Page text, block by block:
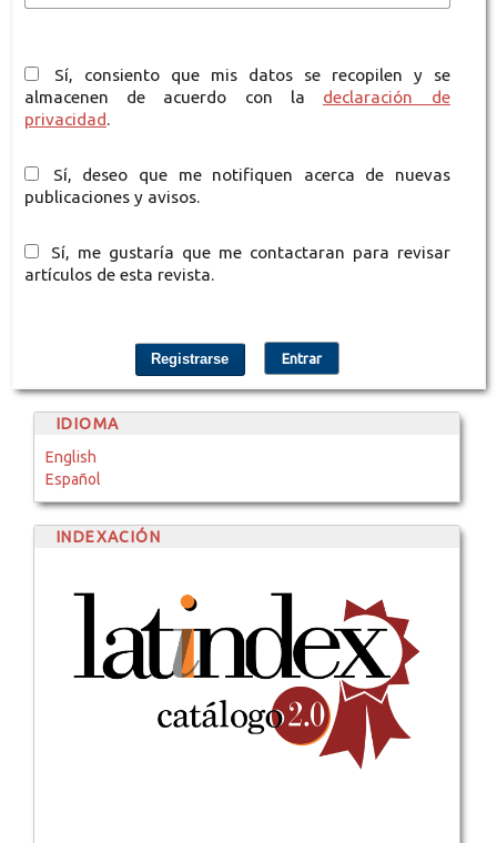
almacenen de acuerdo con la declaración de
privacidad.
publicaciones y avisos.
artículos de esta revista.
Registrarse Entrar
IDIOMA
English
Español
INDEXACIÓN